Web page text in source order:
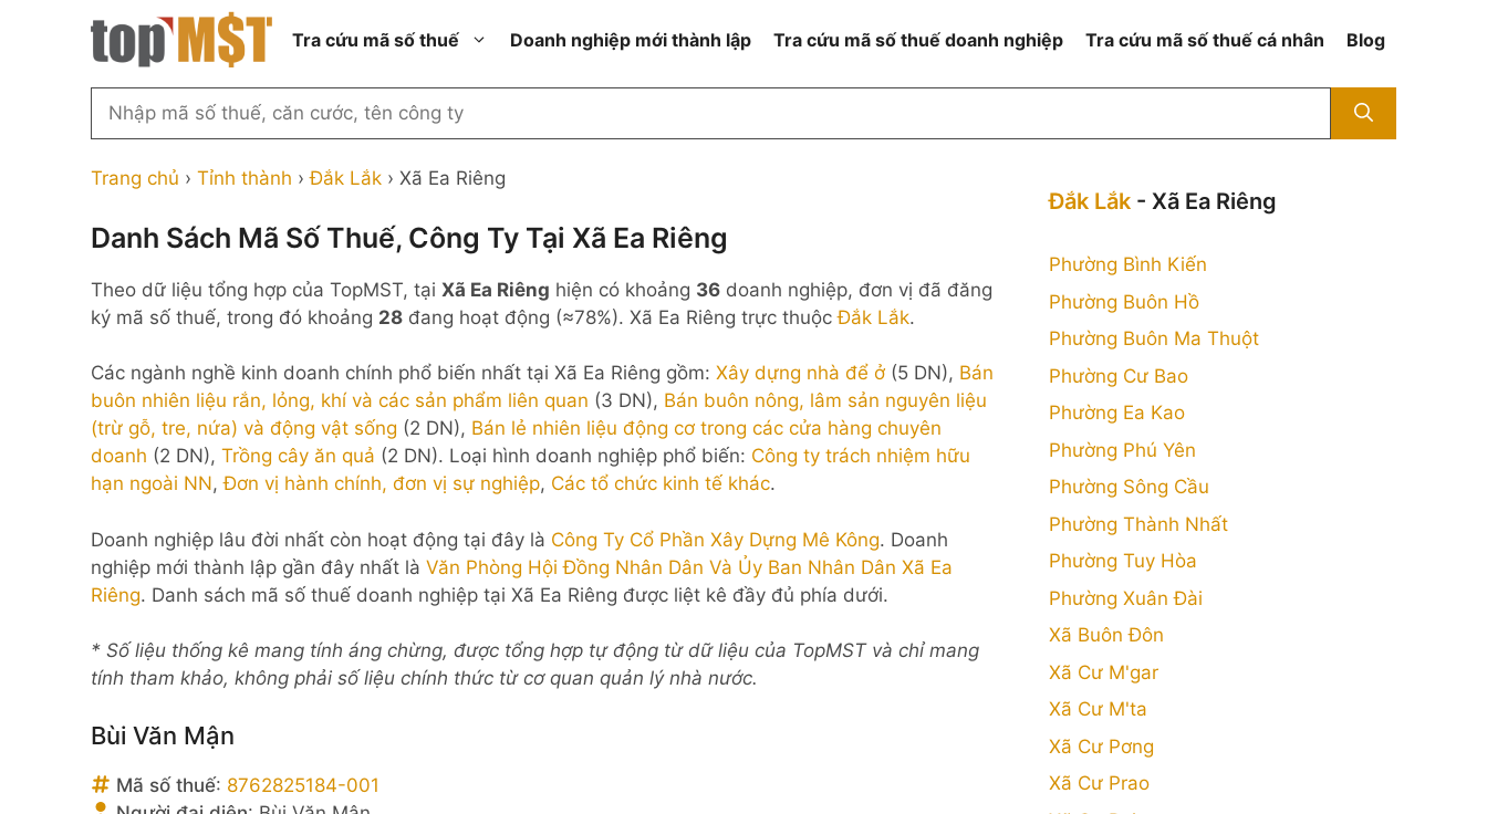
Tra cứu mã số thuế
Thành phố Hồ Chí Minh
Thành phố Hà Nội
Thành phố Đà Nẵng
Thành phố Hải Phòng
Thanh Hóa
Bắc Ninh
Nghệ An
Công ty cổ phần ngoài NN
Công ty hợp doanh
thành viên ngoài NN
thành viên trở lên ngoài NN
Công ty trách nhiệm hữu hạn
Doanh nghiệp 100% vốn đầu tư
nước ngoài
Hộ kinh doanh cá thể
Nhà nước
Ngừng hoạt động nhưng chưa
hoàn thành thủ tục đóng MST
Không hoạt động tại địa chỉ đã
đăng ký
Doanh nghiệp mới thành lập Tra cứu mã số thuế doanh nghiệp Tra cứu mã số thuế cá nhân Blog
Tìm
theo
công
người
đại
hoặc
mã
số
thuế
...
Trang chủ › Tỉnh thành ›Đắk Lắk › Xã Ea Riêng
Danh Sách Mã Số Thuế, Công Ty Tại Xã Ea Riêng
Theo dữ liệu tổng hợp của TopMST, tại Xã Ea Riêng hiện có khoảng 36 doanh nghiệp, đơn vị đã đăng
ký mã số thuế, trong đó khoảng 28 đang hoạt động (≈78%). Xã Ea Riêng trực thuộcĐắk Lắk.
Các ngành nghề kinh doanh chính phổ biến nhất tại Xã Ea Riêng gồm: Xây dựng nhà để ở (5 DN), Bán
buôn nhiên liệu rắn, lỏng, khí và các sản phẩm liên quan (3 DN), Bán buôn nông, lâm sản nguyên liệu
(trừ gỗ, tre, nứa) và động vật sống (2 DN), Bán lẻ nhiên liệu động cơ trong các cửa hàng chuyên
doanh (2 DN), Trồng cây ăn quả (2 DN). Loại hình doanh nghiệp phổ biến: Công ty trách nhiệm hữu
hạn ngoài NN,Đơn vị hành chính, đơn vị sự nghiệp, Các tổ chức kinh tế khác.
Doanh nghiệp lâu đời nhất còn hoạt động tại đây là Công Ty Cổ Phần Xây Dựng Mê Kông. Doanh
nghiệp mới thành lập gần đây nhất là Văn Phòng Hội Đồng Nhân Dân Và Ủy Ban Nhân Dân Xã Ea
Riêng. Danh sách mã số thuế doanh nghiệp tại Xã Ea Riêng được liệt kê đầy đủ phía dưới.
* Số liệu thống kê mang tính áng chừng, được tổng hợp tự động từ dữ liệu của TopMST và chỉ mang
tính tham khảo, không phải số liệu chính thức từ cơ quan quản lý nhà nước.
Bùi Văn Mận
Mã số thuế: 8762825184-001
Đắk Lắk - Xã Ea Riêng
Phường Bình Kiến
Phường Buôn Hồ
Phường Buôn Ma Thuột
Phường Cư Bao
Phường Ea Kao
Phường Phú Yên
Phường Sông Cầu
Phường Thành Nhất
Phường Tuy Hòa
Phường Xuân Đài
Xã Buôn Đôn
Xã Cư M'gar
Xã Cư M'ta
Xã Cư Pơng
Xã Cư Prao